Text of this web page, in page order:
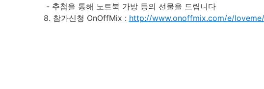
- 추첨을 통해 노트북 가방 등의 선물을 드립니다
8. 참가신청 OnOffMix : http://www.onoffmix.com/e/